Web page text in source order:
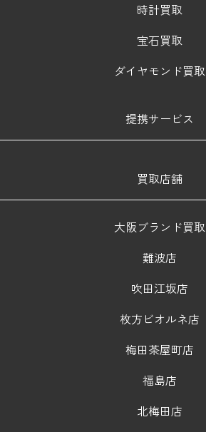
時計買取
宝石買取
ダイヤモンド買取
提携サービス
買取店舗
大阪ブランド買取
難波店
吹田江坂店
枚方ビオルネ店
梅田茶屋町店
福島店
北梅田店